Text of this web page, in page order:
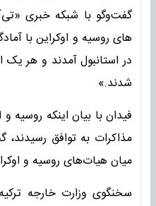
گفت‌وگو با شبکه خبری
های روسیه و اوکراین با
در استانبول آمدند و هر یک
شدند.»
فیدان با بیان اینکه روسیه
مذاکرات به توافق رسیدند،
میان هیات‌های روسیه و
سخنگوی وزارت خارجه